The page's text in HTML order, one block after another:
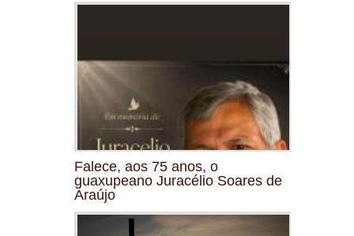
Falece, aos 75 anos, o
guaxupeano Juracélio Soares de
Araújo